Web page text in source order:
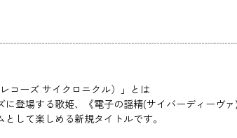
コーズ サイクロニクル）」とは
に登場する歌姫、《電子の謡精(サイバーディーヴ
して楽しめる新規タイトルです。